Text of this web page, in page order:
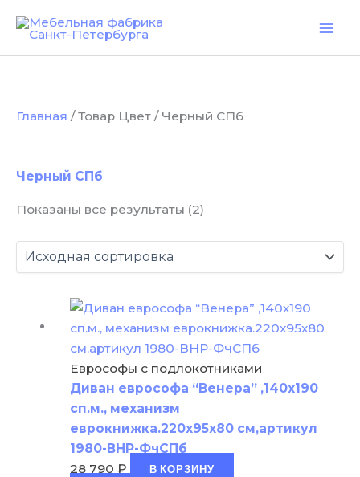
Главная / Товар Цвет / Черный СПб
Черный СПб
Показаны все результаты (2)
Еврософы с подлокотниками
Диван еврософа “Венера” ,140х190
сп.м., механизм
еврокнижка.220х95х80 см,артикул
1980-ВНР-ФчСПб
28 790 ₽
В КОРЗИНУ